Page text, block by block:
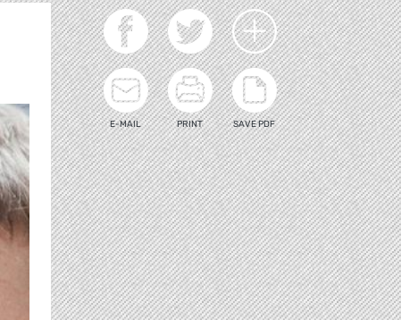
E-MAIL PRINT SAVE PDF